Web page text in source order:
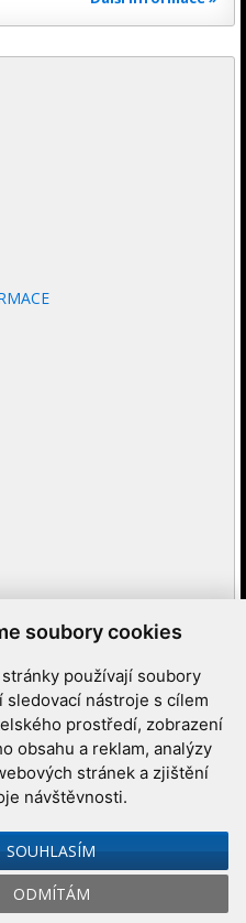
soubory cookies
používají soubory
sledovací nástroje s cílem
prostředí, zobrazení
obsahu a reklam, analýzy
stránek a zjištění
návštěvnosti.
SOUHLASÍM
ODMÍTÁM
|Hvězdárna a planetárium
serverem Astro.cz
, Redakční systémIbis CMS: